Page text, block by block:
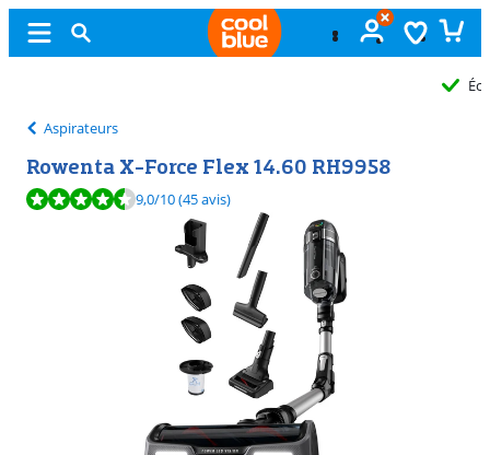
Aspirateurs
Rowenta X-Force Flex 14.60 RH9958
La note est de 9,0 sur 10, basée sur 45 avis.
9,0/10(45 avis)